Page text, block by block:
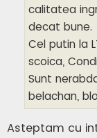
calitatea
decat bune.
Cel putin la
scoica,
Sunt
belachan,
Asteptam cu